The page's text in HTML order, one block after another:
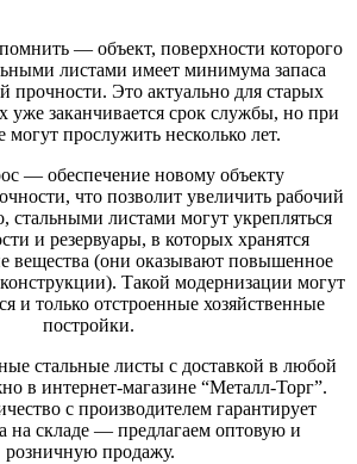
— объект, поверхности которого
листами имеет минимума запаса
прочности. Это актуально для старых
уже заканчивается срок службы, но при
прослужить несколько лет.
— обеспечение новому объекту
что позволит увеличить рабочий
стальными листами могут укрепляться
и резервуары, в которых хранятся
вещества (они оказывают повышенное
Такой модернизации могут
и только отстроенные хозяйственные
постройки.
стальные листы с доставкой в любой
в интернет-магазине “Металл-Торг”.
с производителем гарантирует
на складе — предлагаем оптовую и
розничную продажу.